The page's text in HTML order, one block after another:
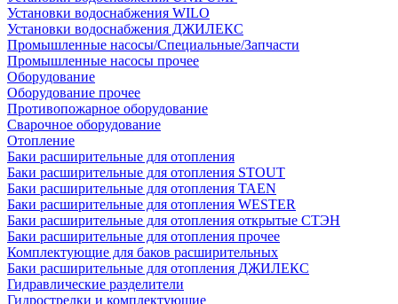
Установки водоснабжения WILO
Установки водоснабжения ДЖИЛЕКС
Промышленные насосы/Специальные/Запчасти
Промышленные насосы прочее
Оборудование
Оборудование прочее
Противопожарное оборудование
Сварочное оборудование
Отопление
Баки расширительные для отопления
Баки расширительные для отопления STOUT
Баки расширительные для отопления TAEN
Баки расширительные для отопления WESTER
Баки расширительные для отопления открытые СТЭН
Баки расширительные для отопления прочее
Комплектующие для баков расширительных
Баки расширительные для отопления ДЖИЛЕКС
Гидравлические разделители
Гидрострелки и комплектующие